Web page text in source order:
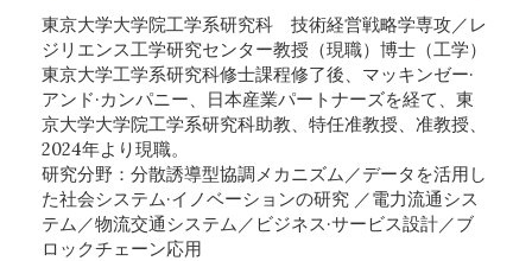
東京大学大学院工学系研究科 技術経営戦略学専攻／レ
ジリエンス工学研究センター教授（現職）博士（工学）
東京大学工学系研究科修士課程修了後、マッキンゼー·
アンド·カンパニー、日本産業パートナーズを経て、東
京大学大学院工学系研究科助教、特任准教授、准教授、
2024年より現職。
研究分野：分散誘導型協調メカニズム／データを活用し
た社会システム·イノベーションの研究 ／電力流通シス
テム／物流交通システム／ビジネス·サービス設計／ブ
ロックチェーン応用